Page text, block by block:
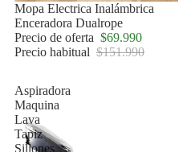
Oferta
Mopa Electrica Inalámbrica
Enceradora Dualrope
Precio de oferta $69.990
Precio habitual $151.990
Aspiradora
Maquina
Lava
Tapiz
Sillones